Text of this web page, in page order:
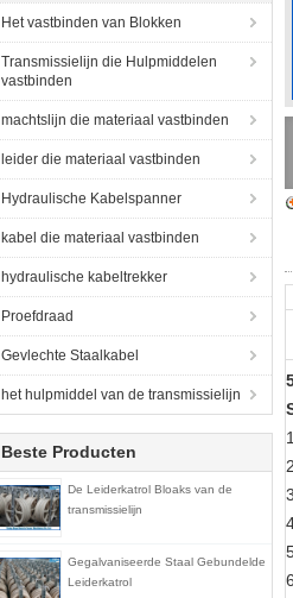
Het vastbinden van Blokken
Transmissielijn die Hulpmiddelen
vastbinden
machtslijn die materiaal vastbinden
leider die materiaal vastbinden
Hydraulische Kabelspanner
kabel die materiaal vastbinden
hydraulische kabeltrekker
Proefdraad
Gevlechte Staalkabel
het hulpmiddel van de transmissielijn
Beste Producten
De Leiderkatrol Bloaks van de
transmissielijn
Gegalvaniseerde Staal Gebundelde
Leiderkatrol